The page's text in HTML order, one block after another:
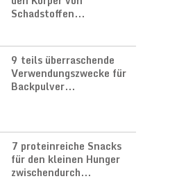
Schadstoffen...
9 teils überraschende
Verwendungszwecke für
Backpulver...
7 proteinreiche Snacks
für den kleinen Hunger
zwischendurch...